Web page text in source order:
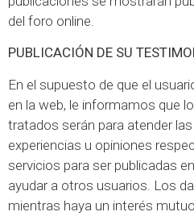
del foro online.
PUBLICACIÓN DE SU
En el supuesto de que el
en la web, le informamos que
tratados serán para atender
experiencias u opiniones
servicios para ser publicadas
ayudar a otros usuarios. Los
mientras haya un interés